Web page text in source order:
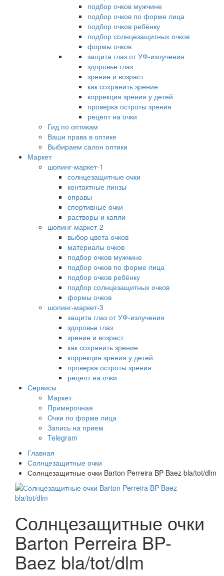
подбор очков мужчине
подбор очков по форме лица
подбор очков ребёнку
подбор солнцезащитных очков
формы очков
защита глаз от УФ-излучения
здоровье глаз
зрение и возраст
как сохранить зрение
коррекция зрения у детей
проверка остроты зрения
рецепт на очки
Гид по оптикам
Ваши права в оптике
Выбираем салон оптики
Маркет
шопинг-маркет-1
солнцезащитные очки
контактные линзы
оправы
спортивные очки
растворы и капли
шопинг-маркет-2
выбор цвета очков
материалы очков
подбор очков мужчине
подбор очков по форме лица
подбор очков ребёнку
подбор солнцезащитных очков
формы очков
шопинг-маркет-3
защита глаз от УФ-излучения
здоровье глаз
зрение и возраст
как сохранить зрение
коррекция зрения у детей
проверка остроты зрения
рецепт на очки
Сервисы
Маркет
Примерочная
Очки по форме лица
Запись на прием
Telegram
Главная
Солнцезащитные очки
Солнцезащитные очки Barton Perreira BP-Baez bla/tot/dlm
Солнцезащитные очки
Barton Perreira BP-
Baez bla/tot/dlm